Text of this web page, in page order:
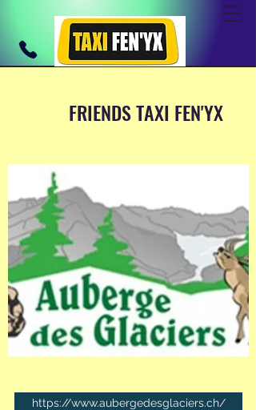
FRIENDS TAXI FEN'YX
https://www.aubergedesglaciers.ch/